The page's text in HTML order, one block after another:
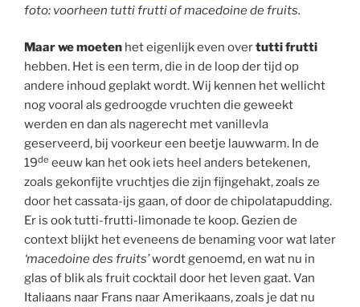
foto: voorheen tutti frutti of macedoine de fruits.
Maar we moeten het eigenlijk even overtutti frutti
hebben. Het is een term, die in de loop der tijd op
andere inhoud geplakt wordt. Wij kennen het wellicht
nog vooral als gedroogde vruchten die geweekt
werden en dan als nagerecht met vanillevla
geserveerd, bij voorkeur een beetje lauwwarm. In de
19de eeuw kan het ook iets heel anders betekenen,
zoals gekonfijte vruchtjes die zijn fijngehakt, zoals ze
door het cassata-ijs gaan, of door de chipolatapudding.
Er is ook tutti-frutti-limonade te koop. Gezien de
context blijkt het eveneens de benaming voor wat later
‘macedoine des fruits’wordt genoemd, en wat nu in
glas of blik als fruit cocktail door het leven gaat. Van
Italiaans naar Frans naar Amerikaans, zoals je dat nu